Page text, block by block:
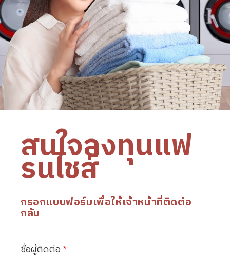
สนใจลงทุนแฟ
รนไชส์
กรอกแบบฟอร์มเพื่อให้เจ้าหน้าที่ติดต่อ
กลับ
ชื่อผู้ติดต่อ